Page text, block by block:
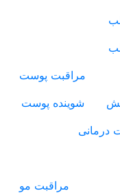
مراقبت پوست
شوینده پوست
درمانی
مراقبت مو